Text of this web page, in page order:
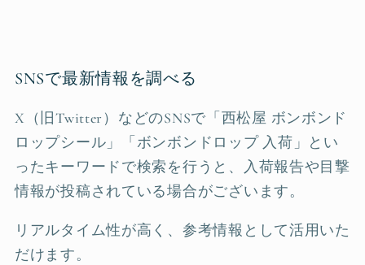
SNSで最新情報を調べる
X（旧Twitter）などのSNSで「西松屋 ボンボンド
ロップシール」「ボンボンドロップ 入荷」とい
ったキーワードで検索を行うと、入荷報告や目撃
情報が投稿されている場合がございます。
リアルタイム性が高く、参考情報として活用いた
だけます。